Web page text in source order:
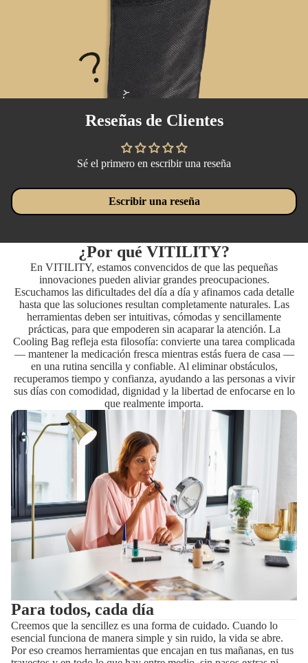
Reseñas de Clientes
Sé el primero en escribir una reseña
Escribir una reseña
¿Por qué VITILITY?
En VITILITY, estamos convencidos de que las pequeñas
innovaciones pueden aliviar grandes preocupaciones.
Escuchamos las dificultades del día a día y afinamos cada detalle
hasta que las soluciones resultan completamente naturales. Las
herramientas deben ser intuitivas, cómodas y sencillamente
prácticas, para que empoderen sin acaparar la atención. La
Cooling Bag refleja esta filosofía: convierte una tarea complicada
— mantener la medicación fresca mientras estás fuera de casa —
en una rutina sencilla y confiable. Al eliminar obstáculos,
recuperamos tiempo y confianza, ayudando a las personas a vivir
sus días con comodidad, dignidad y la libertad de enfocarse en lo
que realmente importa.
Para todos, cada día
Creemos que la sencillez es una forma de cuidado. Cuando lo
esencial funciona de manera simple y sin ruido, la vida se abre.
Por eso creamos herramientas que encajan en tus mañanas, en tus